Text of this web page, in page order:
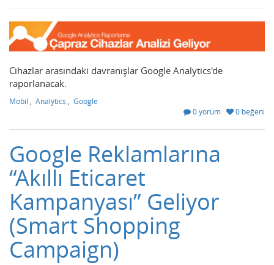
Cihazlar arasındaki davranışlar Google Analytics'de
raporlanacak.
Mobil Analytics
Google
0 yorum
0 beğeni
Google Reklamlarına
“Akıllı Eticaret
Kampanyası” Geliyor
(Smart Shopping
Campaign)